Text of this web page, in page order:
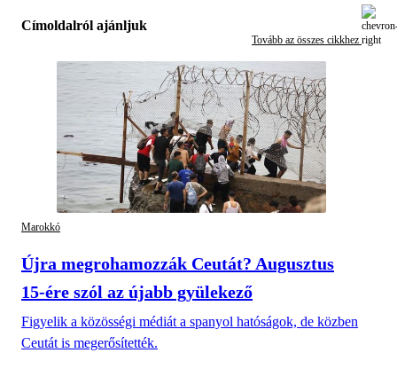
Címoldalról ajánljuk
Tovább az összes cikkhez
Marokkó
Újra megrohamozzák Ceutát? Augusztus
15-ére szól az újabb gyülekező
Figyelik a közösségi médiát a spanyol hatóságok, de közben
Ceutát is megerősítették.